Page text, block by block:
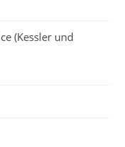
(Kessler und